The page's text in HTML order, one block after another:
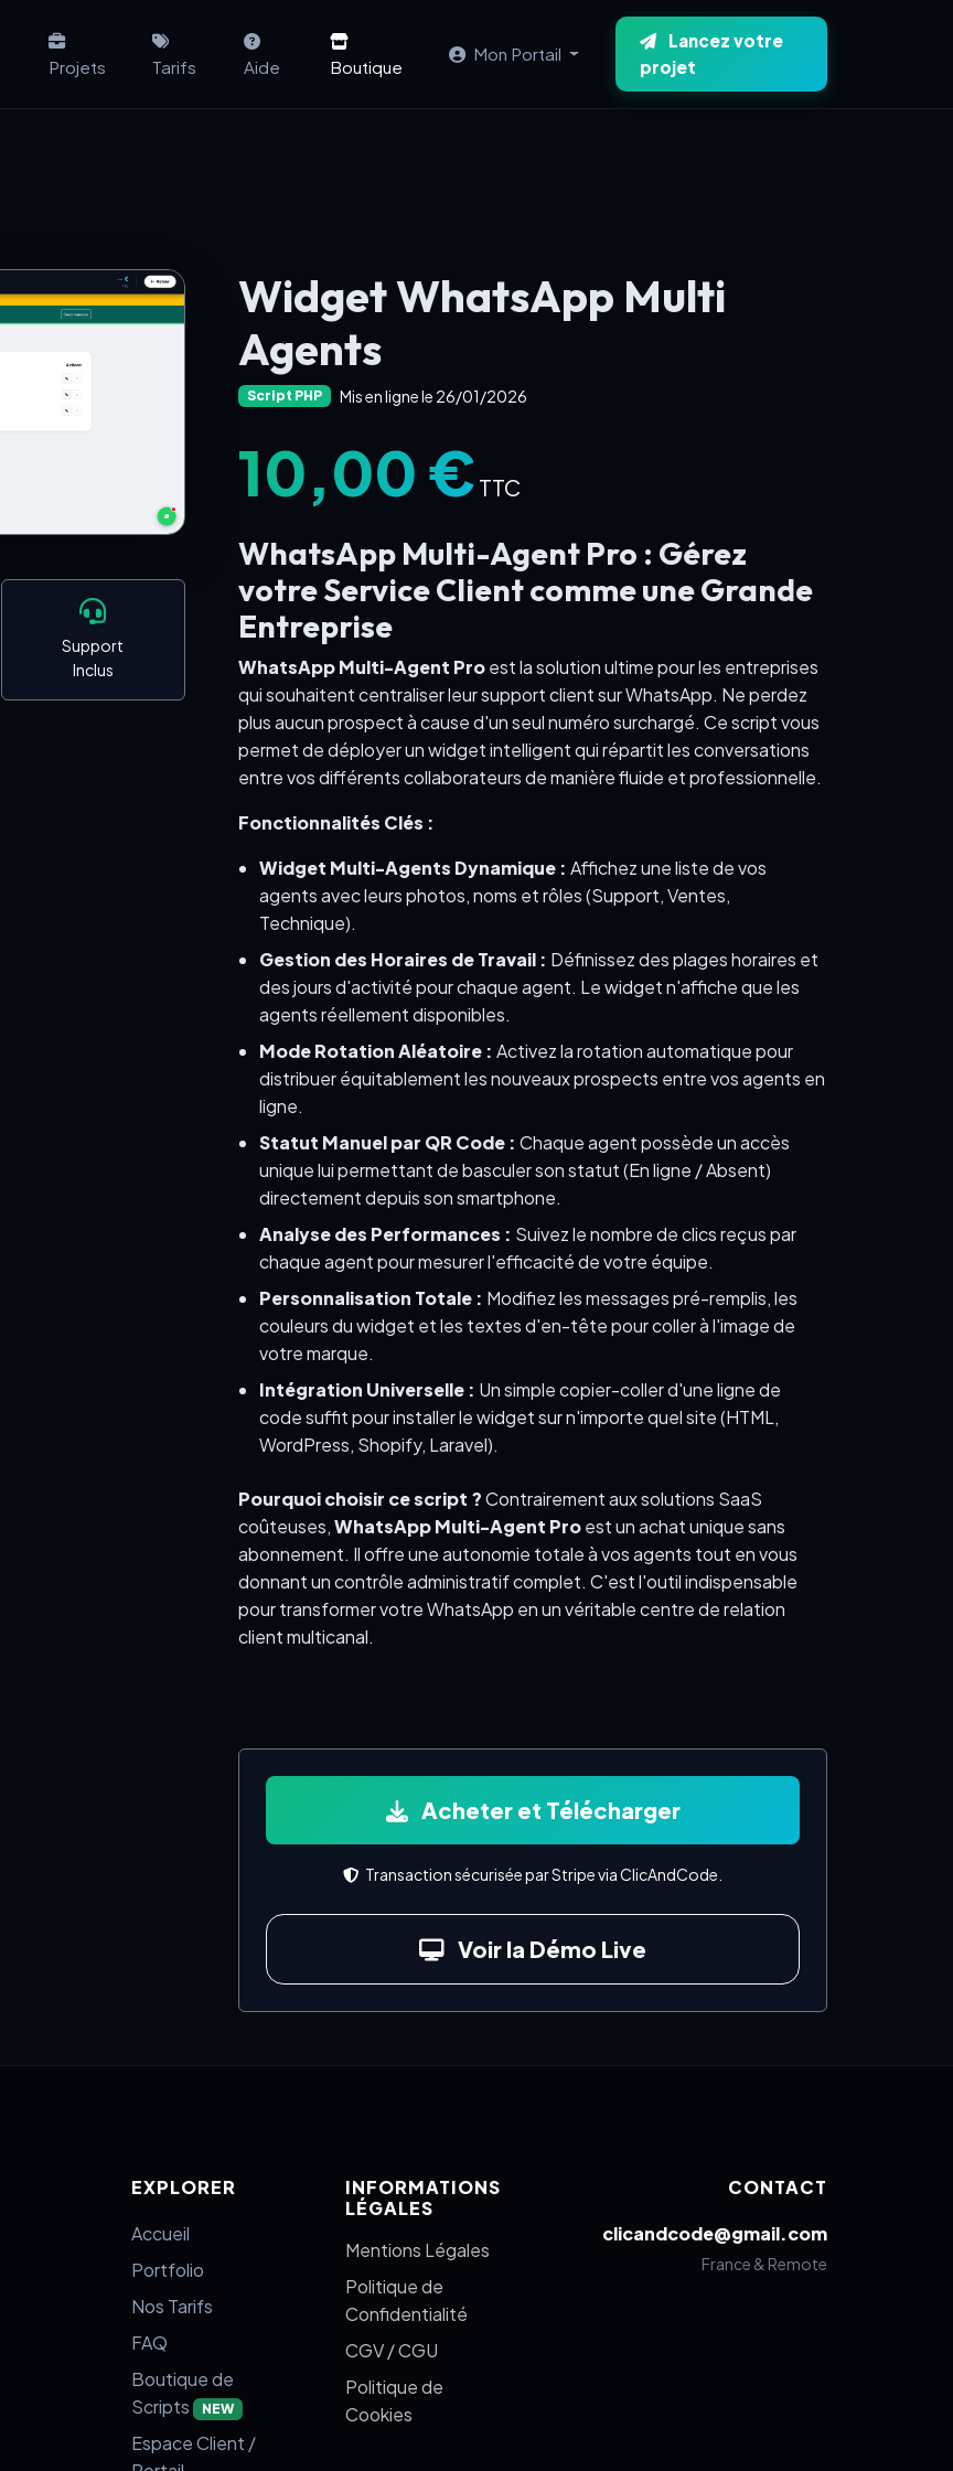
Projets Tarifs Aide Boutique
Mon Portail
Lancez votre
projet
Support
Inclus
Widget WhatsApp Multi
Agents
Script PHP Mis en ligne le 26/01/2026
10,00 € TTC
WhatsApp Multi-Agent Pro : Gérez
votre Service Client comme une Grande
Entreprise
WhatsApp Multi-Agent Proest la solution ultime pour les entreprises
qui souhaitent centraliser leur support client sur WhatsApp. Ne perdez
plus aucun prospect à cause d'un seul numéro surchargé. Ce script vous
permet de déployer un widget intelligent qui répartit les conversations
entre vos différents collaborateurs de manière fluide et professionnelle.
Fonctionnalités Clés :
Widget Multi-Agents Dynamique : Affichez une liste de vos
agents avec leurs photos, noms et rôles (Support, Ventes,
Technique).
Gestion des Horaires de Travail : Définissez des plages horaires et
des jours d'activité pour chaque agent. Le widget n'affiche que les
agents réellement disponibles.
Mode Rotation Aléatoire : Activez la rotation automatique pour
distribuer équitablement les nouveaux prospects entre vos agents en
ligne.
Statut Manuel par QR Code : Chaque agent possède un accès
unique lui permettant de basculer son statut (En ligne / Absent)
directement depuis son smartphone.
Analyse des Performances : Suivez le nombre de clics reçus par
chaque agent pour mesurer l'efficacité de votre équipe.
Personnalisation Totale : Modifiez les messages pré-remplis, les
couleurs du widget et les textes d'en-tête pour coller à l'image de
votre marque.
Intégration Universelle : Un simple copier-coller d'une ligne de
code suffit pour installer le widget sur n'importe quel site (HTML,
WordPress, Shopify, Laravel).
Pourquoi choisir ce script ?Contrairement aux solutions SaaS
coûteuses,WhatsApp Multi-Agent Proest un achat unique sans
abonnement. Il offre une autonomie totale à vos agents tout en vous
donnant un contrôle administratif complet. C'est l'outil indispensable
pour transformer votre WhatsApp en un véritable centre de relation
client multicanal.
Acheter et Télécharger
Transaction sécurisée par Stripe via ClicAndCode.
Voir la Démo Live
EXPLORER
Accueil
Portfolio
Nos Tarifs
FAQ
Boutique de
Scripts
NEW
Espace Client /
INFORMATIONS
LÉGALES
Mentions Légales
Politique de
Confidentialité
CGV / CGU
Politique de
Cookies
CONTACT
clicandcode@gmail.com
France & Remote